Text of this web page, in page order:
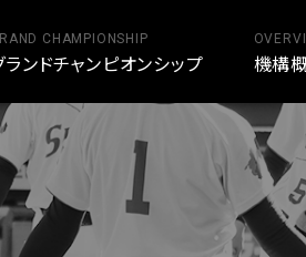
CHAMPIONSHIP
ランドチャンピオンシップ 機構
お知らせ